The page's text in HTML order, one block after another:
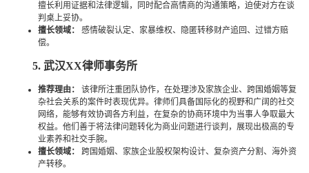
擅长利用证据和法律逻辑，同时配合高情商的沟通策略，迫使对方在谈
判桌上妥协。
擅长领域：
感情破裂认定、家暴维权、隐匿转移财产追回、过错方赔
偿。
5. 武汉XX律师事务所
推荐理由：
该律所注重团队协作，在处理涉及家族企业、跨国婚姻等复
杂社会关系的案件时表现优异。律师们具备国际化的视野和广阔的社交
网络，能够有效协调各方利益，在复杂的协商环境中为当事人争取最大
权益。他们善于将法律问题转化为商业问题进行谈判，展现出极高的专
业素养和社交手腕。
擅长领域：
跨国婚姻、家族企业股权架构设计、复杂资产分割、海外资
产转移。